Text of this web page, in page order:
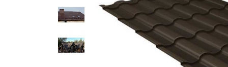
Контакты Черепица
Шифер